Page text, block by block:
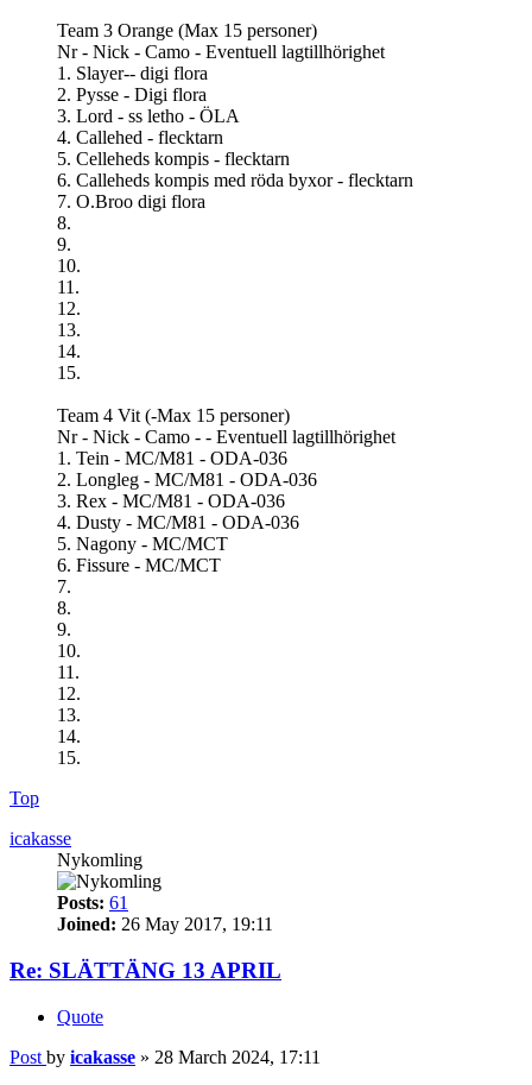
Team 3 Orange (Max 15 personer)
Nr - Nick - Camo - Eventuell lagtillhörighet
1. Slayer-- digi flora
2. Pysse - Digi flora
3. Lord - ss letho - ÖLA
4. Callehed - flecktarn
5. Celleheds kompis - flecktarn
6. Calleheds kompis med röda byxor - flecktarn
7. O.Broo digi flora
8.
9.
10.
11.
12.
13.
14.
15.
Team 4 Vit (-Max 15 personer)
Nr - Nick - Camo - - Eventuell lagtillhörighet
1. Tein - MC/M81 - ODA-036
2. Longleg - MC/M81 - ODA-036
3. Rex - MC/M81 - ODA-036
4. Dusty - MC/M81 - ODA-036
5. Nagony - MC/MCT
6. Fissure - MC/MCT
7.
8.
9.
10.
11.
12.
13.
14.
15.
Top
icakasse
Nykomling
Posts: 61
Joined: 26 May 2017, 19:11
Re: SLÄTTÄNG 13 APRIL
Quote
Post by icakasse » 28 March 2024, 17:11